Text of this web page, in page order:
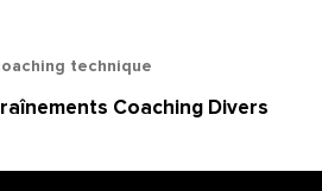
technique
Coaching Divers